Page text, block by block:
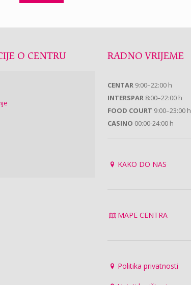
O CENTRU RADNO VRIJEME
CENTAR 9:00–22:00 h
INTERSPAR 8:00–22:00 h
FOOD COURT 9:00–23:00 h
CASINO 00:00-24:00 h
KAKO DO NAS
MAPE CENTRA
Politika privatnosti